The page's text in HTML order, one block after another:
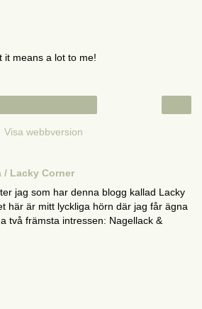
it means a lot to me!
Visa webbversion
/ Lacky Corner
jag som har denna blogg kallad Lacky
här är mitt lyckliga hörn där jag får ägna
två främsta intressen: Nagellack &